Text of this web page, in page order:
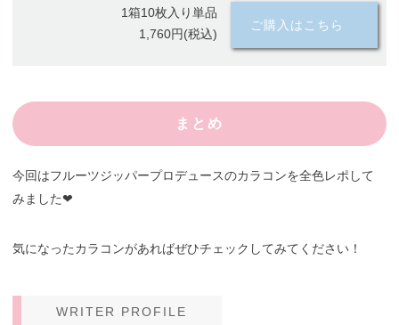
1箱10枚入り単品
1,760円(税込)
ご購入はこちら
まとめ
今回はフルーツジッパープロデュースのカラコンを全色レポして
みました❤︎
気になったカラコンがあればぜひチェックしてみてください！
WRITER PROFILE